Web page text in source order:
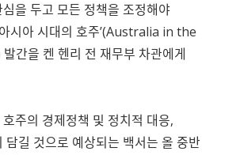
을 두고 모든 정책을 조정해야
아시아 시대의 호주’(Australia in the
간을 켄 헨리 전 재무부 차관에게
주의 경제정책 및 정치적 대응,
담길 것으로 예상되는 백서는 올 중반